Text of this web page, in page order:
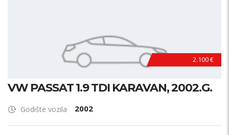
2.100 €
VW PASSAT 1.9 TDI KARAVAN, 2002.G.
Godište vozila 2002